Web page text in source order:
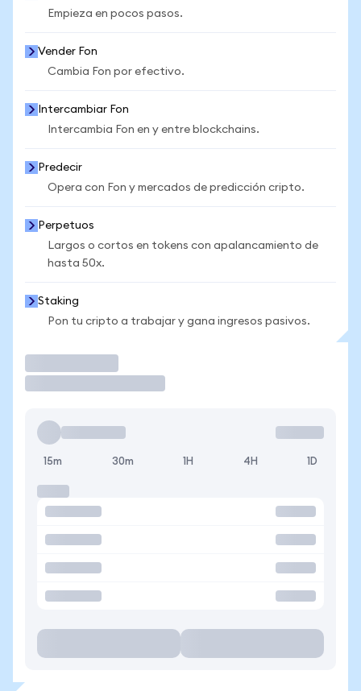
Empieza en pocos pasos.
Vender Fon
Cambia Fon por efectivo.
Intercambiar Fon
Intercambia Fon en y entre blockchains.
Predecir
Opera con Fon y mercados de predicción cripto.
Perpetuos
Largos o cortos en tokens con apalancamiento de
hasta 50x.
Staking
Pon tu cripto a trabajar y gana ingresos pasivos.
15m 30m 1H 4H 1D